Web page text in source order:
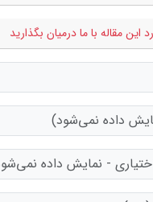
این مقاله با ما درمیان بگذارید